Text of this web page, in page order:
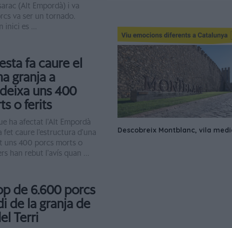
(Alt Empordà) i va
va ser un tornado.
inici es ...
fa caure el
granja a
uns 400
o ferits
ha afectat l'Alt Empordà
fet caure l'estructura d'una
uns 400 porcs morts o
han rebut l'avís quan ...
de 6.600 porcs
de la granja de
Terri